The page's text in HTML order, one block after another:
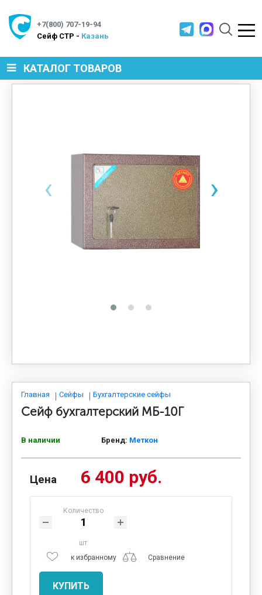
+7(800) 707-19-94
Cейф СТР - Казань
КАТАЛОГ ТОВАРОВ
МЕТАЛЛИЧЕСКИЕ СТЕЛЛАЖИ
ПРОИЗВОДСТВЕННАЯ МЕБЕЛЬ
СИСТЕМЫ ХРАНЕНИЯ
МЕБЕЛЬ ДЛЯ ДОМА
СТАЛЬНЫЕ ДВЕРИ
‹ ›
Главная Сейфы Бухгалтерские сейфы
Сейф бухгалтерский МБ-10Г
В наличии Бренд: Меткон
Цена 6 400 руб.
Количество
шт
к избранному
Сравнение
КУПИТЬ